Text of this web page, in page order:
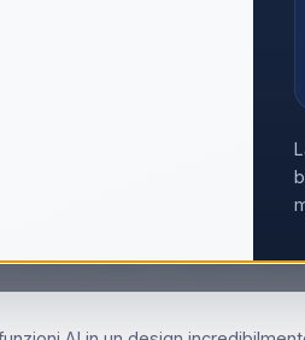
16GB, 1TB SSD - Galassia,